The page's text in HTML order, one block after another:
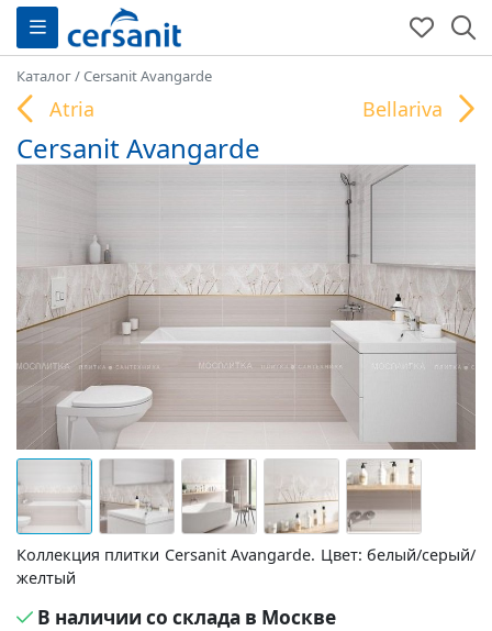
Каталог/Cersanit Avangarde
Atria Bellariva
Cersanit Avangarde
Коллекция плитки Cersanit Avangarde. Цвет: белый/серый/
желтый
В наличии со склада в Москве